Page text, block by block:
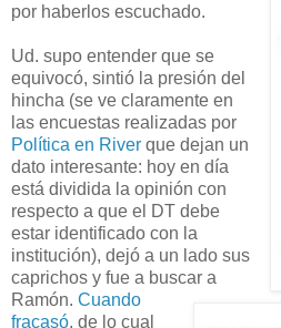
por haberlos escuchado.
Ud. supo entender que se
equivocó, sintió la presión del
hincha (se ve claramente en
las encuestas realizadas por
Política en River que dejan un
dato interesante: hoy en día
está dividida la opinión con
respecto a que el DT debe
estar identificado con la
institución), dejó a un lado sus
caprichos y fue a buscar a
Ramón. Cuando
fracasó, de lo cual